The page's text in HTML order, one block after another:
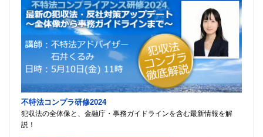
不特法コンプラ研修2024
犯収法の全体像と、金融庁・事務ガイドラインを含む最新情報を解
説！